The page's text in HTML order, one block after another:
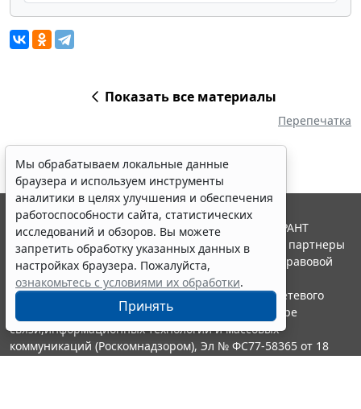
Показать все материалы
Перепечатка
Мы обрабатываем локальные данные
браузера и используем инструменты
аналитики в целях улучшения и обеспечения
работоспособности сайта, статистических
исследований и обзоров. Вы можете
запретить обработку указанных данных в
настройках браузера. Пожалуйста,
ознакомьтесь с условиями их обработки.
Принять
© ООО "НПП "ГАРАНТ-СЕРВИС", 2026. Система ГАРАНТ
выпускается с 1990 года. Компания "Гарант" и ее партнеры
являются участниками Российской ассоциации правовой
информации ГАРАНТ.
Портал ГАРАНТ.РУ зарегистрирован в качестве сетевого
издания Федеральной службой по надзору в сфере
связи,информационных технологий и массовых
коммуникаций (Роскомнадзором), Эл № ФС77-58365 от 18